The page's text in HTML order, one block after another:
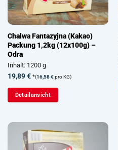
Chalwa Fantazyjna (Kakao)
Packung 1,2kg (12x100g) –
Odra
Inhalt: 1200 g
19,89€ *(16,58€pro KG)
Detailansicht